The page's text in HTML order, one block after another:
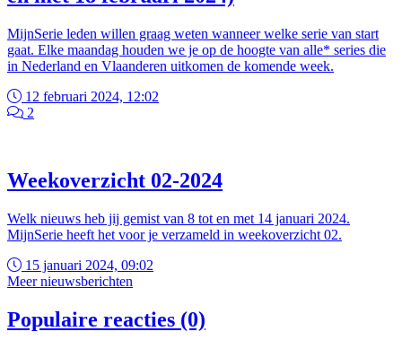
MijnSerie leden willen graag weten wanneer welke serie van start
gaat. Elke maandag houden we je op de hoogte van alle* series die
in Nederland en Vlaanderen uitkomen de komende week.
12 februari 2024, 12:02
2
Weekoverzicht 02-2024
Welk nieuws heb jij gemist van 8 tot en met 14 januari 2024.
MijnSerie heeft het voor je verzameld in weekoverzicht 02.
15 januari 2024, 09:02
Meer nieuwsberichten
Populaire reacties (0)